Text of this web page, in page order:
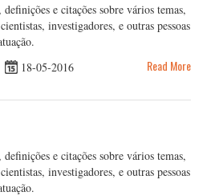
e citações sobre vários temas,
investigadores, e outras pessoas
18-05-2016 Read More
e citações sobre vários temas,
investigadores, e outras pessoas